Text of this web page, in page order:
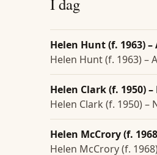
Helen Hunt (f. 1963)
Helen Hunt (f. 1963) –
Helen Clark (f. 1950)
Helen Clark (f. 1950)
Helen McCrory (f.
Helen McCrory (f.